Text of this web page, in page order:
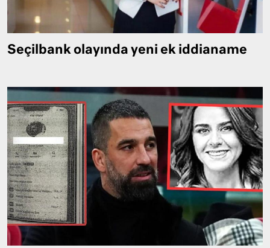
Seçilbank olayında yeni ek iddianame